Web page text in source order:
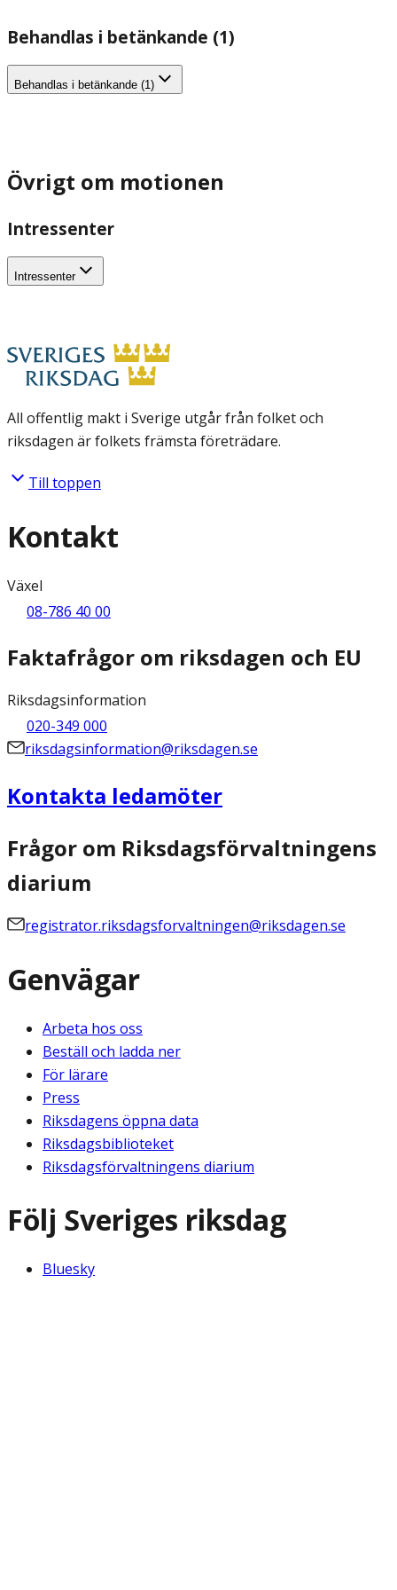
Behandlas i betänkande (1)
Behandlas i betänkande (1)
Övrigt om motionen
Intressenter
Intressenter
All offentlig makt i Sverige utgår från folket och
riksdagen är folkets främsta företrädare.
Till toppen
Kontakt
Växel
08-786 40 00
Faktafrågor om riksdagen och EU
Riksdagsinformation
020-349 000
riksdagsinformation@riksdagen.se
Kontakta ledamöter
Frågor om Riksdagsförvaltningens
diarium
registrator.riksdagsforvaltningen@riksdagen.se
Genvägar
Arbeta hos oss
Beställ och ladda ner
För lärare
Press
Riksdagens öppna data
Riksdagsbiblioteket
Riksdagsförvaltningens diarium
Följ Sveriges riksdag
Bluesky